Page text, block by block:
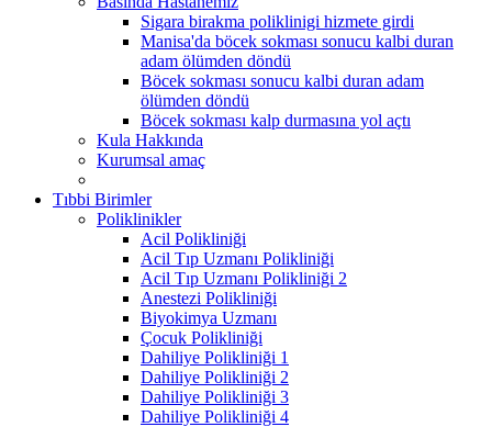
Sigara birakma poliklinigi hizmete girdi
Manisa'da böcek sokması sonucu kalbi duran
adam ölümden döndü
Böcek sokması sonucu kalbi duran adam
ölümden döndü
Böcek sokması kalp durmasına yol açtı
Kula Hakkında
Kurumsal amaç
Tıbbi Birimler
Poliklinikler
Acil Polikliniği
Acil Tıp Uzmanı Polikliniği
Acil Tıp Uzmanı Polikliniği 2
Anestezi Polikliniği
Biyokimya Uzmanı
Çocuk Polikliniği
Dahiliye Polikliniği 1
Dahiliye Polikliniği 2
Dahiliye Polikliniği 3
Dahiliye Polikliniği 4